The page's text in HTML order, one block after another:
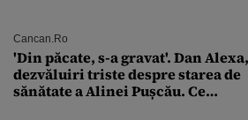
Cancan.ro
'Din păcate, s-a gravat'. Dan Alexa,
dezvăluiri triste despre starea de
sănătate a Alinei Pușcău. Ce